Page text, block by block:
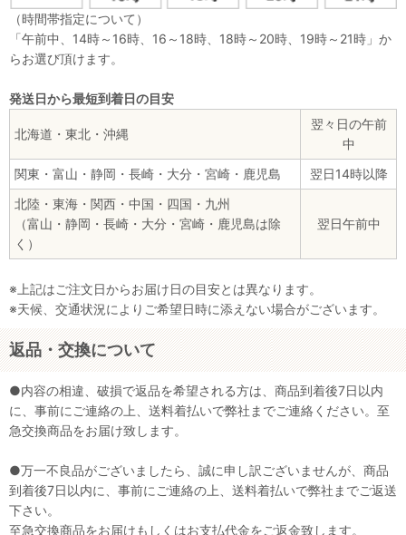
（時間帯指定について）
「午前中、14時～16時、16～18時、18時～20時、19時～21時」か
らお選び頂けます。
発送日から最短到着日の目安
北海道・東北・沖縄
翌々日の午前
中
関東・富山・静岡・長崎・大分・宮崎・鹿児島
翌日14時以降
北陸・東海・関西・中国・四国・九州
（富山・静岡・長崎・大分・宮崎・鹿児島は除
く）
翌日午前中
※上記はご注文日からお届け日の目安とは異なります。
※天候、交通状況によりご希望日時に添えない場合がございます。
返品・交換について
●内容の相違、破損で返品を希望される方は、商品到着後7日以内
に、事前にご連絡の上、送料着払いで弊社までご連絡ください。至
急交換商品をお届け致します。
●万一不良品がございましたら、誠に申し訳ございませんが、商品
到着後7日以内に、事前にご連絡の上、送料着払いで弊社までご返送
下さい。
至急交換商品をお届けもしくはお支払代金をご返金致します。